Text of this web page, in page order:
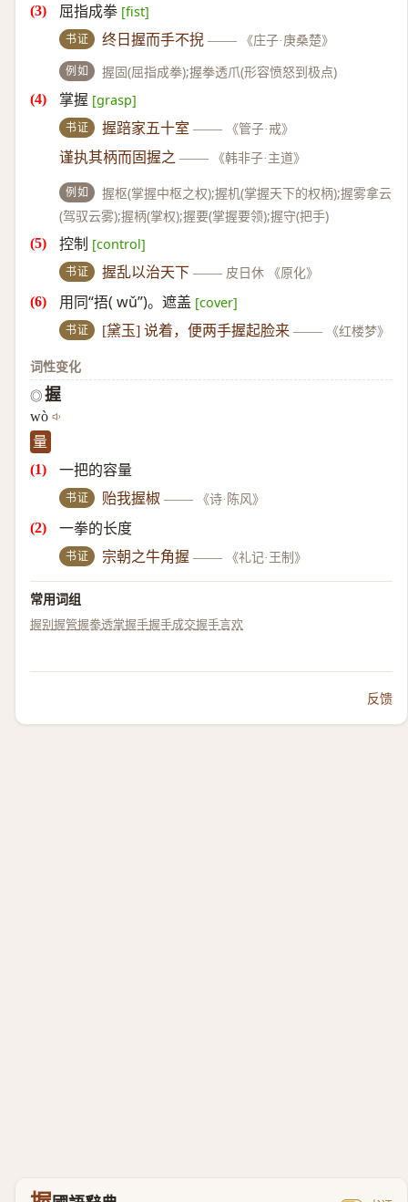
屈指成拳 [fist]
书证 终日握而手不掜 —— 《庄子·庚桑楚》
例如 握固(屈指成拳);握拳透爪(形容愤怒到极点)
掌握 [grasp]
书证 握踣家五十室 —— 《管子·戒》
谨执其柄而固握之 —— 《韩非子·主道》
例如
握枢(掌握中枢之权);握机(掌握天下的权柄);握雾拿云
(驾驭云雾);握柄(掌权);握要(掌握要领);握守(把手)
控制 [control]
书证 握乱以治天下 —— 皮日休 《原化》
用同“捂( wǔ”)。遮盖 [cover]
书证 [黛玉] 说着，便两手握起脸来 —— 《红楼梦》
词性变化
◎ 握
wò
量
一把的容量
书证 贻我握椒 —— 《诗·陈风》
一拳的长度
书证 宗朝之牛角握 —— 《礼记·王制》
常用词组
握别握管握拳透掌握手握手成交握手言欢
反馈